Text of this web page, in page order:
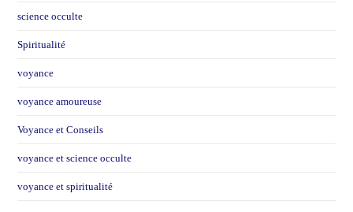
science occulte
Spiritualité
voyance
voyance amoureuse
Voyance et Conseils
voyance et science occulte
voyance et spiritualité